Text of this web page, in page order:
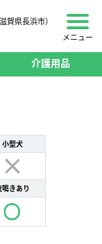
賀県長浜市）
メニュー
介護用品
小型犬
鳴きあり